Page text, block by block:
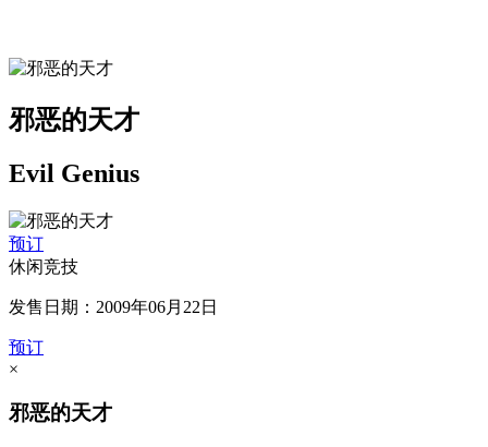
邪恶的天才
Evil Genius
预订
休闲竞技
发售日期：2009年06月22日
预订
×
邪恶的天才